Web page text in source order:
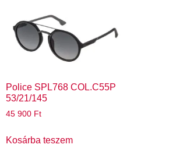
Police SPL768 COL.C55P
53/21/145
45 900 Ft
Kosárba teszem